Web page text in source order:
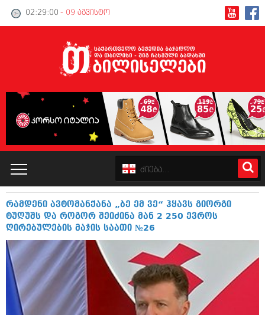
02:29:01 - 09 აგვისტო
კატალოგი
ინტერვიუები
ამბები
საზოგადოება
რამდენი ავტომანქანა „ბე ემ ვე“ ჰყავს გიორგი
ტუღუშს და როგორ შეიძინა მან 2 250 ევროს
ღირებულების მაჯის საათი №26